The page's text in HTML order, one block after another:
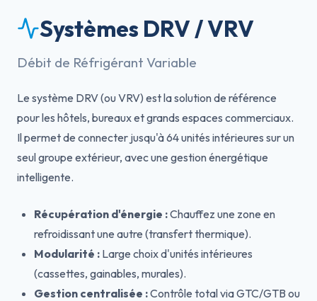
Systèmes DRV / VRV
Débit de Réfrigérant Variable
Le système DRV (ou VRV) est la solution de référence
pour les hôtels, bureaux et grands espaces commerciaux.
Il permet de connecter jusqu'à 64 unités intérieures sur un
seul groupe extérieur, avec une gestion énergétique
intelligente.
Récupération d'énergie :Chauffez une zone en
refroidissant une autre (transfert thermique).
Modularité : Large choix d'unités intérieures
(cassettes, gainables, murales).
Gestion centralisée :Contrôle total via GTC/GTB ou